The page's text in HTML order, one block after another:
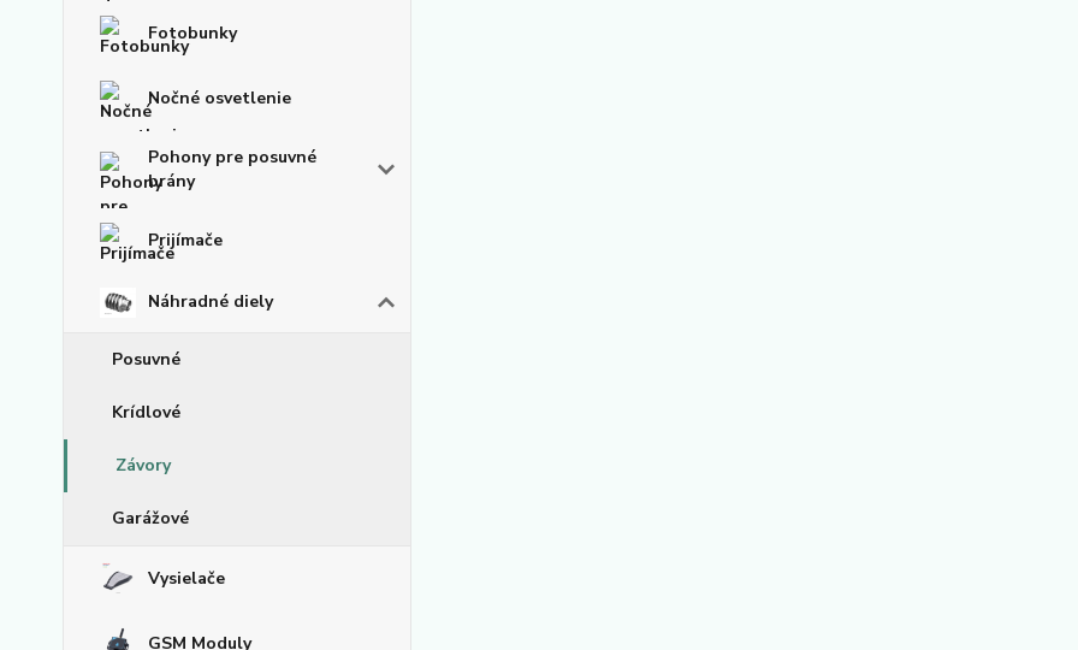
Fotobunky
Nočné osvetlenie
Pohony pre posuvné
brány
Prijímače
Náhradné diely
Posuvné
Krídlové
Závory
Garážové
Vysielače
GSM Moduly